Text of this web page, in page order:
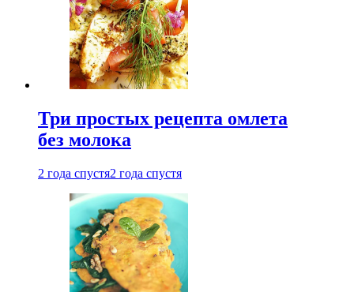
Три простых рецепта омлета
без молока
2 года спустя2 года спустя